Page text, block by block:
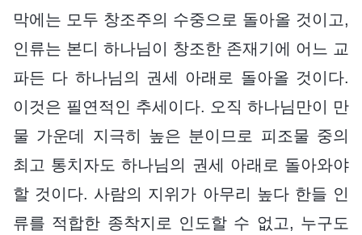
막에는 모두 창조주의 수중으로 돌아올 것이고,
인류는 본디 하나님이 창조한 존재기에 어느 교
파든 다 하나님의 권세 아래로 돌아올 것이다.
이것은 필연적인 추세이다. 오직 하나님만이 만
물 가운데 지극히 높은 분이므로 피조물 중의
최고 통치자도 하나님의 권세 아래로 돌아와야
할 것이다. 사람의 지위가 아무리 높다 한들 인
류를 적합한 종착지로 인도할 수 없고, 누구도